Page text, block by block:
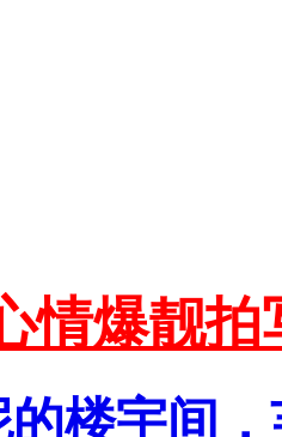
情爆靓拍
楼宇间